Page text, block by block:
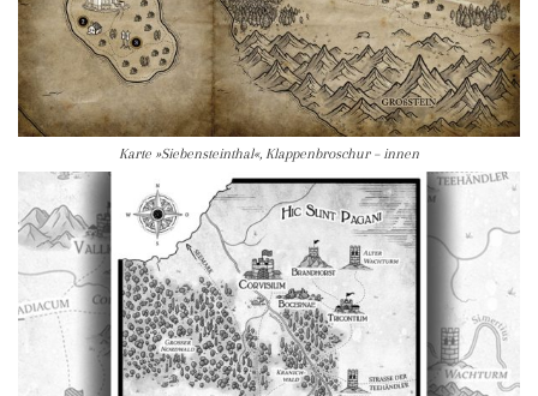
Karte »Siebensteinthal«, Klappenbroschur – innen